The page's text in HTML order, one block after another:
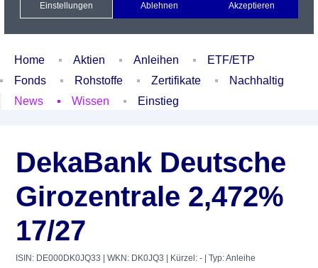
Xetra Realtime
Watchlist Portfolio Login
Home Aktien Anleihen
ETF/ETP
Fonds
Rohstoffe Zertifikate
Nachhaltig
News
Wissen Einstieg
DekaBank Deutsche
Girozentrale 2,472%
17/27
ISIN: DE000DK0JQ33 | WKN: DK0JQ3 | Kürzel: - | Typ: Anleihe
Einstellungen Ablehnen Akzeptieren